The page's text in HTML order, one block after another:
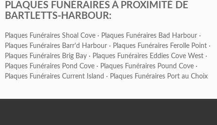
PLAQUES FUNÉRAIRES À PROXIMITÉ DE
BARTLETTS-HARBOUR:
Plaques Funéraires Shoal Cove · Plaques Funéraires Bad Harbour ·
Plaques Funéraires Barr'd Harbour · Plaques Funéraires Ferolle Point ·
Plaques Funéraires Brig Bay · Plaques Funéraires Eddies Cove West ·
Plaques Funéraires Pond Cove · Plaques Funéraires Pound Cove ·
Plaques Funéraires Current Island · Plaques Funéraires Port au Choix